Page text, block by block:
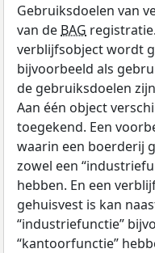
Gebruiksdoelen van
van de BAG
verblijfsobject wordt
bijvoorbeeld als
de gebruiksdoelen
Aan één object
toegekend. Een
waarin een boerderij
zowel een
hebben. En een
gehuisvest is kan
“industriefunctie”
“kantoorfunctie”